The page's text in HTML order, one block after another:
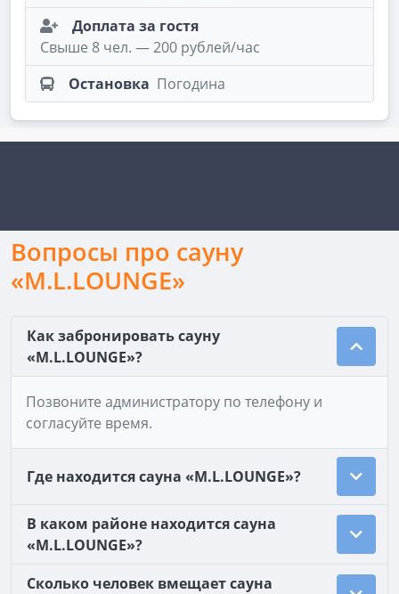
Доплата за гостя
Свыше 8 чел. — 200 рублей/час
Остановка Погодина
Вопросы про сауну
«M.L.LOUNGE»
Как забронировать сауну
«M.L.LOUNGE»?
Позвоните администратору по телефону и
согласуйте время.
Где находится сауна «M.L.LOUNGE»?
В каком районе находится сауна
«M.L.LOUNGE»?
Сколько человек вмещает сауна